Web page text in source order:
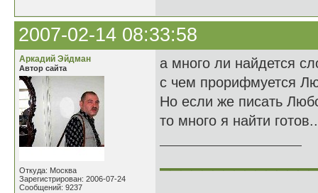
2007-02-14 08:33:58
Аркадий Эйдман
Автор сайта
Откуда: Москва
Зарегистрирован: 2006-07-24
Сообщений: 9237
а много ли найдется
с чем прорифмуется
Но если же писать
то много я найти